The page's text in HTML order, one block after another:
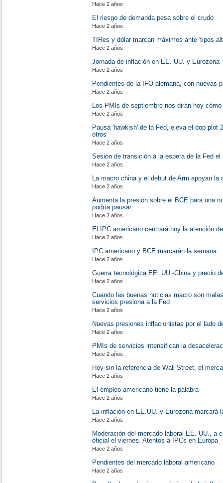
Hace 2 años
El riesgo de demanda pesa sobre el crudo
Hace 2 años
TIRes y dólar marcan máximos ante 'tipos
Hace 2 años
Jornada de inflación en EE. UU. y Eurozona
Hace 2 años
Pendientes de la IFO alemana, con nuevas
Hace 2 años
Los PMIs de septiembre nos dirán hoy
Hace 2 años
Pausa 'hawkish' de la Fed, eleva el dop plot
otros
Hace 2 años
Sesión de transición a la espera de la Fed el
Hace 2 años
La macro china y el debut de Arm apoyan la
Hace 2 años
Aumenta la presión sobre el BCE para una
podría pausar
Hace 2 años
El IPC americano centrará hoy la atención
Hace 2 años
IPC americano y BCE marcarán la semana
Hace 2 años
Guerra tecnológica EE. UU.-China y precio
Hace 2 años
Cuando las buenas noticias macro son
servicios presiona a la Fed
Hace 2 años
Nuevas presiones inflacionistas por el lado
Hace 2 años
PMIs de servicios intensifican la
Hace 2 años
Hoy sin la referencia de Wall Street, el
Hace 2 años
El empleo americano tiene la palabra
Hace 2 años
La inflación en EE.UU. y Eurozona marcará
Hace 2 años
Moderación del mercado laboral EE. UU., a
oficial el viernes. Atentos a IPCs en Europa
Hace 2 años
Pendientes del mercado laboral americano
Hace 2 años